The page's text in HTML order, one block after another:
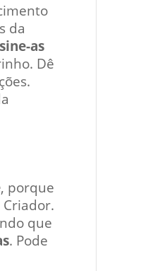
da
as
Dê
, porque
que
. Pode